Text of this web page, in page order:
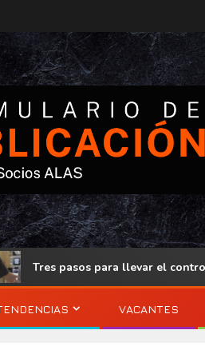
pasos para llevar el control de
VACANTES